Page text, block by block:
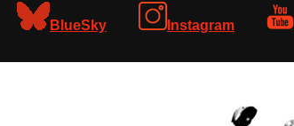
BlueSky Instagram